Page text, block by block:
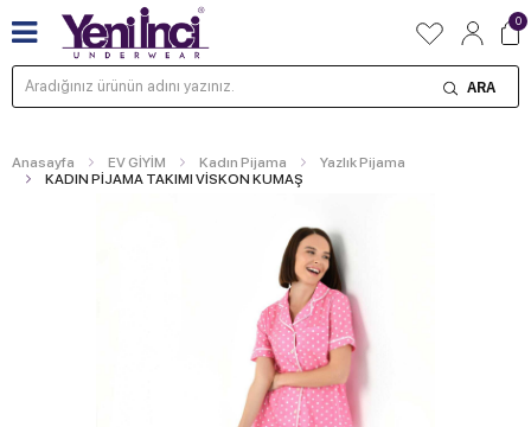
0
ARA
Anasayfa EV GİYİM Kadın Pijama
Yazlık Pijama
KADIN PİJAMA TAKIMI VİSKON KUMAŞ